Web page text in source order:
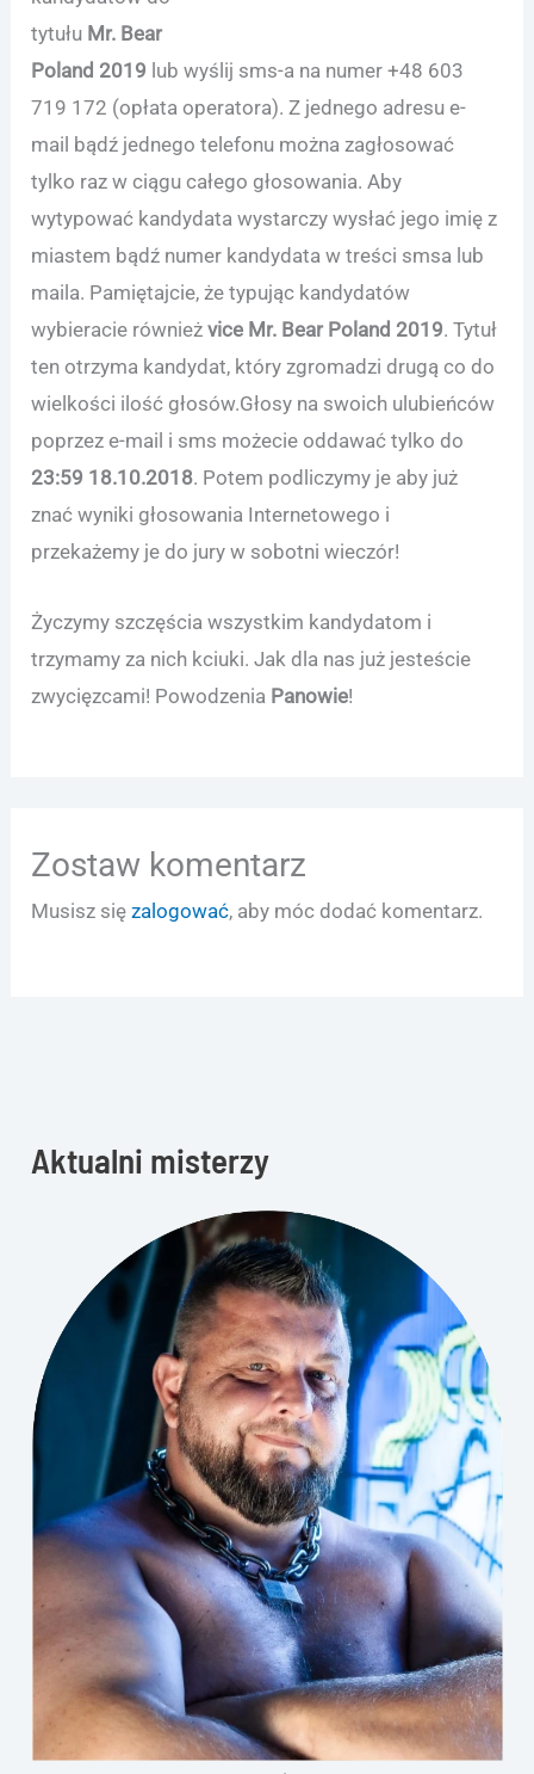
tytułu Mr. Bear
Poland 2019 lub wyślij sms-a na numer +48 603
719 172 (opłata operatora). Z jednego adresu e-
mail bądź jednego telefonu można zagłosować
tylko raz w ciągu całego głosowania. Aby
wytypować kandydata wystarczy wysłać jego imię z
miastem bądź numer kandydata w treści smsa lub
maila. Pamiętajcie, że typując kandydatów
wybieracie równieżvice Mr. Bear Poland 2019. Tytuł
ten otrzyma kandydat, który zgromadzi drugą co do
wielkości ilość głosów.Głosy na swoich ulubieńców
poprzez e-mail i sms możecie oddawać tylko do
23:59 18.10.2018. Potem podliczymy je aby już
znać wyniki głosowania Internetowego i
przekażemy je do jury w sobotni wieczór!
Życzymy szczęścia wszystkim kandydatom i
trzymamy za nich kciuki. Jak dla nas już jesteście
zwycięzcami! Powodzenia Panowie!
Zostaw komentarz
Musisz sięzalogować, aby móc dodać komentarz.
Aktualni misterzy